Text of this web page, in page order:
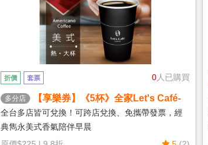
0人已購買
折價 套票
多分店
【享樂券】《5杯》全家Let's Café-
熱美式(大杯)
全台多店皆可兌換！可跨店兌換、免攜帶發票，經
典雋永美式香氣陪伴早晨